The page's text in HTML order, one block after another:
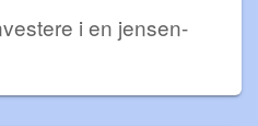
i en jensen-